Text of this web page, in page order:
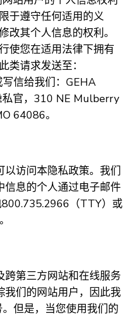
于遵守任何适用的义
改其个人信息的权利。
使您在适用法律下拥有
类请求发送至：
写信给我们：GEHA
官，310 NE Mulberry
64086。
访问本隐私政策。我们
信息的个人通过电子邮件
800.735.2966（TTY）或
跨第三方网站和在线服务
我们的网站用户，因此我
但是，当您使用我们的